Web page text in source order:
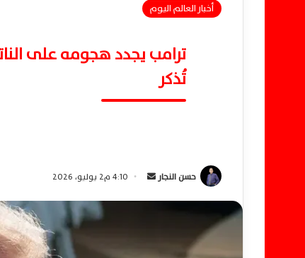
أخبار العالم اليوم
ترامب يجدد هجومه على
تُذكر
حسن النجار 4:10 م2 يوليو، 2026